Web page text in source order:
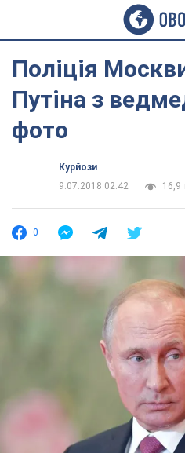
Поліція
Путіна з
фото
Курйози
9.07.2018 02:42
16,9
0